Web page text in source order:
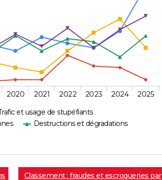
et usage de stupéfiants
Destructions et dégradations
2020 2021 2022 2023 2024 2025
Classement : fraudes et escroqueries par